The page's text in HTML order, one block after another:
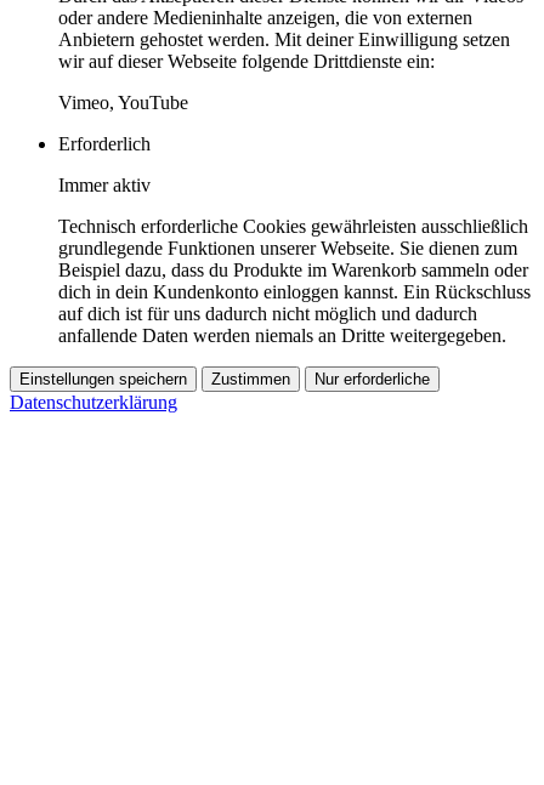
oder andere Medieninhalte anzeigen, die von externen
Anbietern gehostet werden. Mit deiner Einwilligung setzen
wir auf dieser Webseite folgende Drittdienste ein:
Vimeo, YouTube
Erforderlich
Immer aktiv
Technisch erforderliche Cookies gewährleisten ausschließlich
grundlegende Funktionen unserer Webseite. Sie dienen zum
Beispiel dazu, dass du Produkte im Warenkorb sammeln oder
dich in dein Kundenkonto einloggen kannst. Ein Rückschluss
auf dich ist für uns dadurch nicht möglich und dadurch
anfallende Daten werden niemals an Dritte weitergegeben.
Einstellungen speichern Zustimmen Nur erforderliche
Datenschutzerklärung